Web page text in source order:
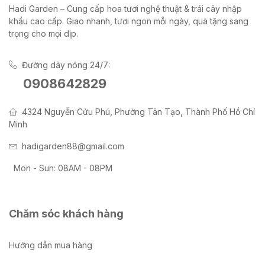
Hadi Garden – Cung cấp hoa tươi nghệ thuật & trái cây nhập
khẩu cao cấp. Giao nhanh, tươi ngon mỗi ngày, quà tặng sang
trọng cho mọi dịp.
Đường dây nóng 24/7:
0908642829
4324 Nguyễn Cửu Phú, Phường Tân Tạo, Thành Phố Hồ Chí
Minh
hadigarden88@gmail.com
Mon - Sun: 08AM - 08PM
Chăm sóc khách hàng
Hướng dẫn mua hàng